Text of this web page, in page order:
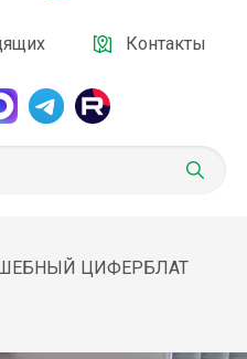
Контакты
ЦИФЕРБЛАТ